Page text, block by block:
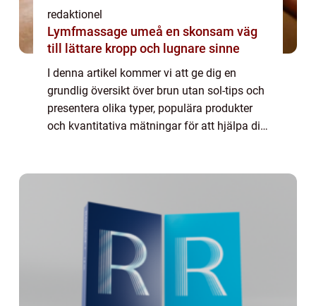
redaktionel
Lymfmassage umeå en skonsam väg
till lättare kropp och lugnare sinne
I denna artikel kommer vi att ge dig en
grundlig översikt över brun utan sol-tips och
presentera olika typer, populära produkter
och kvantitativa mätningar för att hjälpa dig